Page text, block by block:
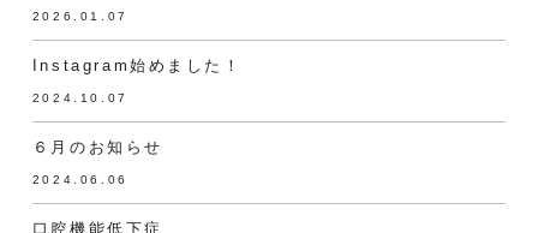
2026.01.07
Instagram始めました！
2024.10.07
６月のお知らせ
2024.06.06
口腔機能低下症